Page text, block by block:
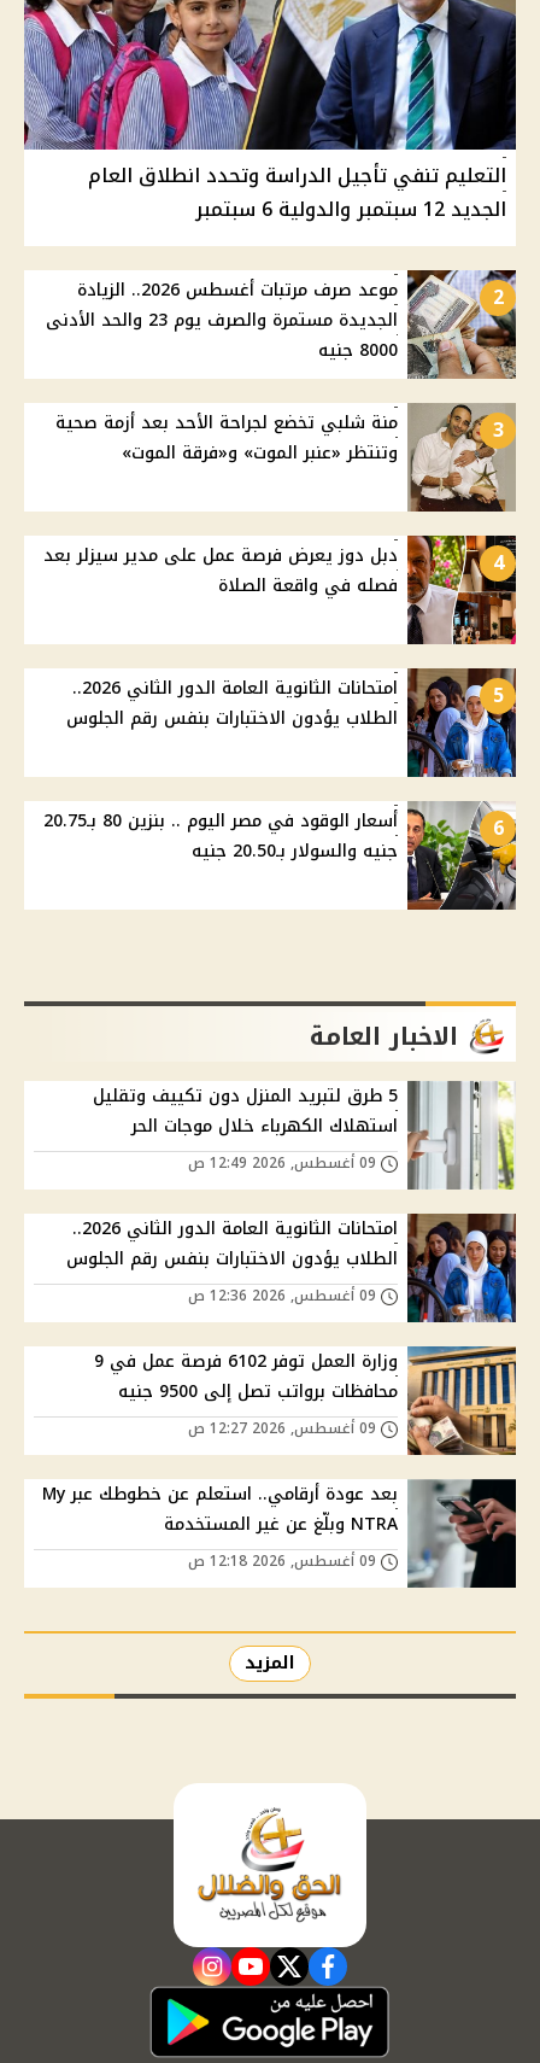
التعليم تنفي تأجيل الدراسة وتحدد انطلاق العام
الجديد 12 سبتمبر والدولية 6 سبتمبر
2
موعد صرف مرتبات أغسطس 2026.. الزيادة
الجديدة مستمرة والصرف يوم 23 والحد الأدنى
8000 جنيه
3
منة شلبي تخضع لجراحة الأحد بعد أزمة صحية
وتنتظر «عنبر الموت» و«فرقة الموت»
4
دبل دوز يعرض فرصة عمل على مدير سيزلر بعد
فصله في واقعة الصلاة
5
امتحانات الثانوية العامة الدور الثاني 2026..
الطلاب يؤدون الاختبارات بنفس رقم الجلوس
6
أسعار الوقود في مصر اليوم .. بنزين 80 بـ20.75
جنيه والسولار بـ20.50 جنيه
الاخبار العامة
5 طرق لتبريد المنزل دون تكييف وتقليل
استهلاك الكهرباء خلال موجات الحر
امتحانات الثانوية العامة الدور الثاني 2026..
الطلاب يؤدون الاختبارات بنفس رقم الجلوس
وزارة العمل توفر 6102 فرصة عمل في 9
محافظات برواتب تصل إلى 9500 جنيه
بعد عودة أرقامي.. استعلم عن خطوطك عبر My
NTRA وبلّغ عن غير المستخدمة
المزيد
facebook
twitter
youtube
instagram